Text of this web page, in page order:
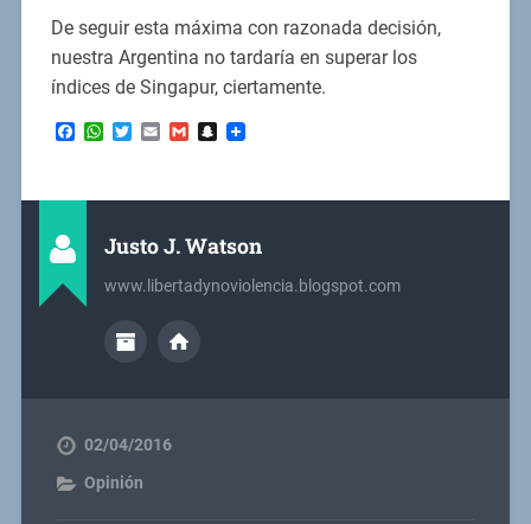
De seguir esta máxima con razonada decisión,
nuestra Argentina no tardaría en superar los
índices de Singapur, ciertamente.
Facebook
WhatsApp
Twitter
EmailGmailSnapchat
Justo J. Watson
www.libertadynoviolencia.blogspot.com
02/04/2016
Opinión